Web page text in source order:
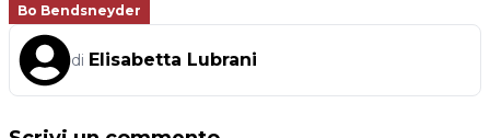
Bo Bendsneyder
di Elisabetta Lubrani